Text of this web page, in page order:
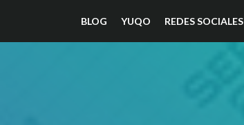
BLOG YUQO REDES SOCIALES